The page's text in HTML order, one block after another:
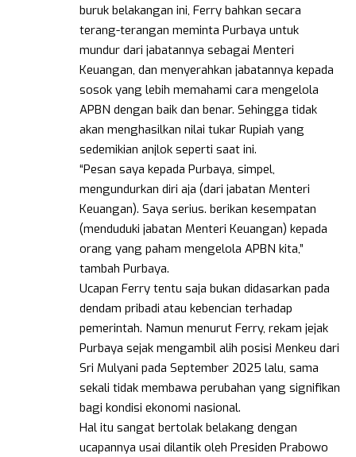
buruk belakangan ini, Ferry bahkan secara
terang-terangan meminta Purbaya untuk
mundur dari jabatannya sebagai Menteri
Keuangan, dan menyerahkan jabatannya kepada
sosok yang lebih memahami cara mengelola
APBN dengan baik dan benar. Sehingga tidak
akan menghasilkan nilai tukar Rupiah yang
sedemikian anjlok seperti saat ini.
“Pesan saya kepada Purbaya, simpel,
mengundurkan diri aja (dari jabatan Menteri
Keuangan). Saya serius. berikan kesempatan
(menduduki jabatan Menteri Keuangan) kepada
orang yang paham mengelola APBN kita,”
tambah Purbaya.
Ucapan Ferry tentu saja bukan didasarkan pada
dendam pribadi atau kebencian terhadap
pemerintah. Namun menurut Ferry, rekam jejak
Purbaya sejak mengambil alih posisi Menkeu dari
Sri Mulyani pada September 2025 lalu, sama
sekali tidak membawa perubahan yang signifikan
bagi kondisi ekonomi nasional.
Hal itu sangat bertolak belakang dengan
ucapannya usai dilantik oleh Presiden Prabowo